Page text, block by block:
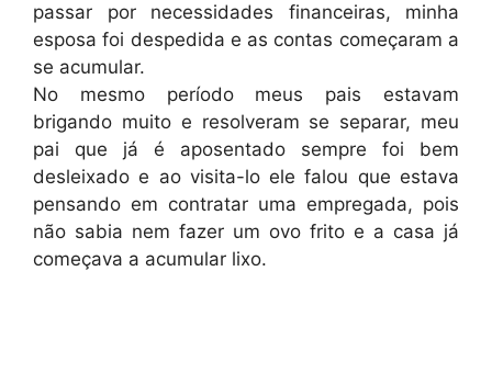
passar por necessidades financeiras, minha
esposa foi despedida e as contas começaram a
se acumular.
No mesmo período meus pais estavam
brigando muito e resolveram se separar, meu
pai que já é aposentado sempre foi bem
desleixado e ao visita-lo ele falou que estava
pensando em contratar uma empregada, pois
não sabia nem fazer um ovo frito e a casa já
começava a acumular lixo.